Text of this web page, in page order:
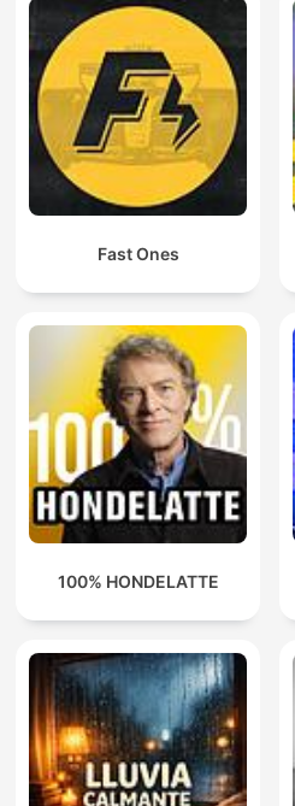
Fast Ones
100% HONDELATTE